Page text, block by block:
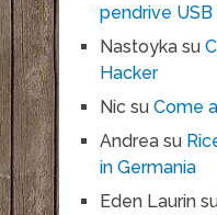
pendrive
Nastoykasu
Hacker
Nicsu Come
Andreasu
in Germania
Eden Laurin